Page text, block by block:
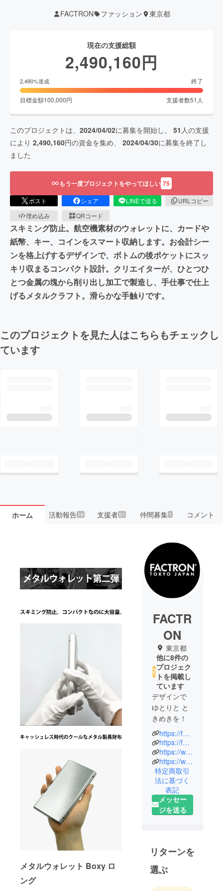
FACTRON ファッション 東京都
現在の支援総額
2,490,160円
2,490%達成 終了
目標金額100,000円 支援者数51 人
このプロジェクトは、 2024/04/02に募集を開始し、 51 人の支援
により 2,490,160円の資金を集め、 2024/04/30に募集を終了し
ました
もう一度プロジェクトをやってほしい 75
ポスト シェア LINEで送る
URLコピー
埋め込み
QRコード
スキミング防止。航空機素材のウォレットに、カードや
紙幣、キー、コインをスマート収納します。お会計シー
ンを格上げするデザインで、ボトムの後ポケットにスッ
キリ収まるコンパクト設計。クリエイターが、ひとつひ
とつ金属の塊から削り出し加工で製造し、手仕事で仕上
げるメタルクラフト。滑らかな手触りです。
このプロジェクトを見た人はこちらもチェックし
ています
ホーム 活動報告16 支援者51 仲間募集 1 コメント
メタルウォレット Boxy ロ
ング
FACTR
ON
東京都
他に8件の
プロジェク
トを掲載し
ています
デザインで
ゆとりと と
きめきを！
FACTRONの
有限会社
ファクタス
デザインは
プロダクト
デザイン事
務所です。
設立以来20
康器具など
マー向け商
https://factron.net/index.html
https://factus.co.jp/
https://www.facebook.com/FACTRON
https://www.instagram.com/factrononline/?hl=ja
特定商取引
法に基づく
表記
メッセー
ジを送る
リターンを
選ぶ